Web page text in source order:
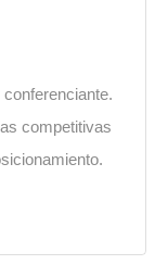
competitivas